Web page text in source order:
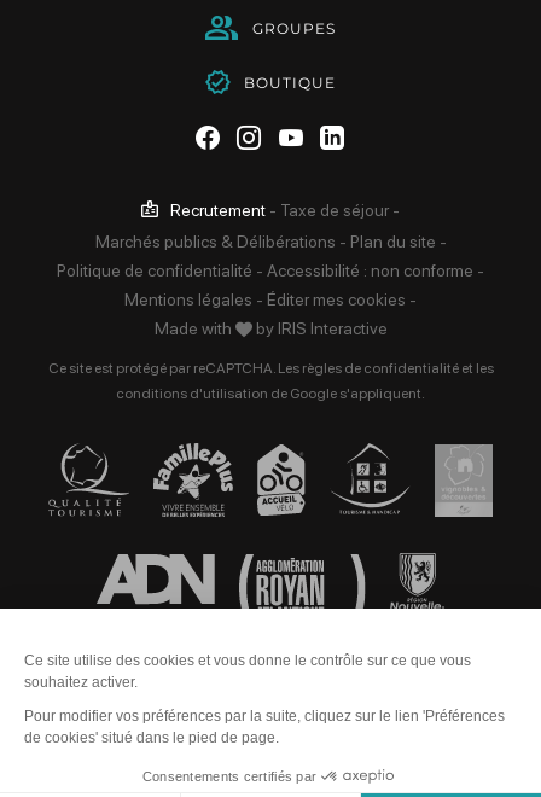
GROUPES
BOUTIQUE
Suivez-nous sur Facebook
Suivez-nous sur
Suivez-nous sur
Suivez-nous sur
Recrutement - Taxe de séjour -
Marchés publics & Délibérations - Plan du site -
Politique de confidentialité - Accessibilité : non conforme -
Mentions légales - Éditer mes cookies -
Made with
by IRIS Interactive
Ce site est protégé par reCAPTCHA. Les règles de confidentialitéet les
conditions d'utilisation de Google s'appliquent.